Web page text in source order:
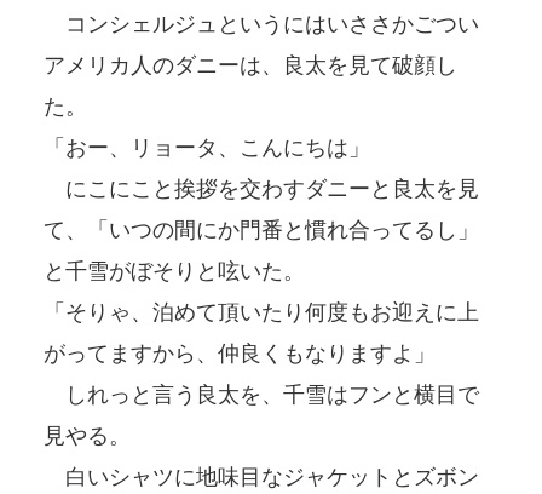
コンシェルジュというにはいささかごつい
アメリカ人のダニーは、良太を見て破顔し
た。
「おー、リョータ、こんにちは」
にこにこと挨拶を交わすダニーと良太を見
て、「いつの間にか門番と慣れ合ってるし」
と千雪がぼそりと呟いた。
「そりゃ、泊めて頂いたり何度もお迎えに上
がってますから、仲良くもなりますよ」
しれっと言う良太を、千雪はフンと横目で
見やる。
白いシャツに地味目なジャケットとズボン